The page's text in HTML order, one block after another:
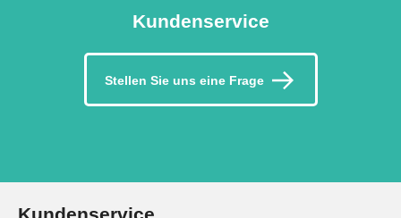
Kundenservice
Stellen Sie uns eine Frage
Kundenservice